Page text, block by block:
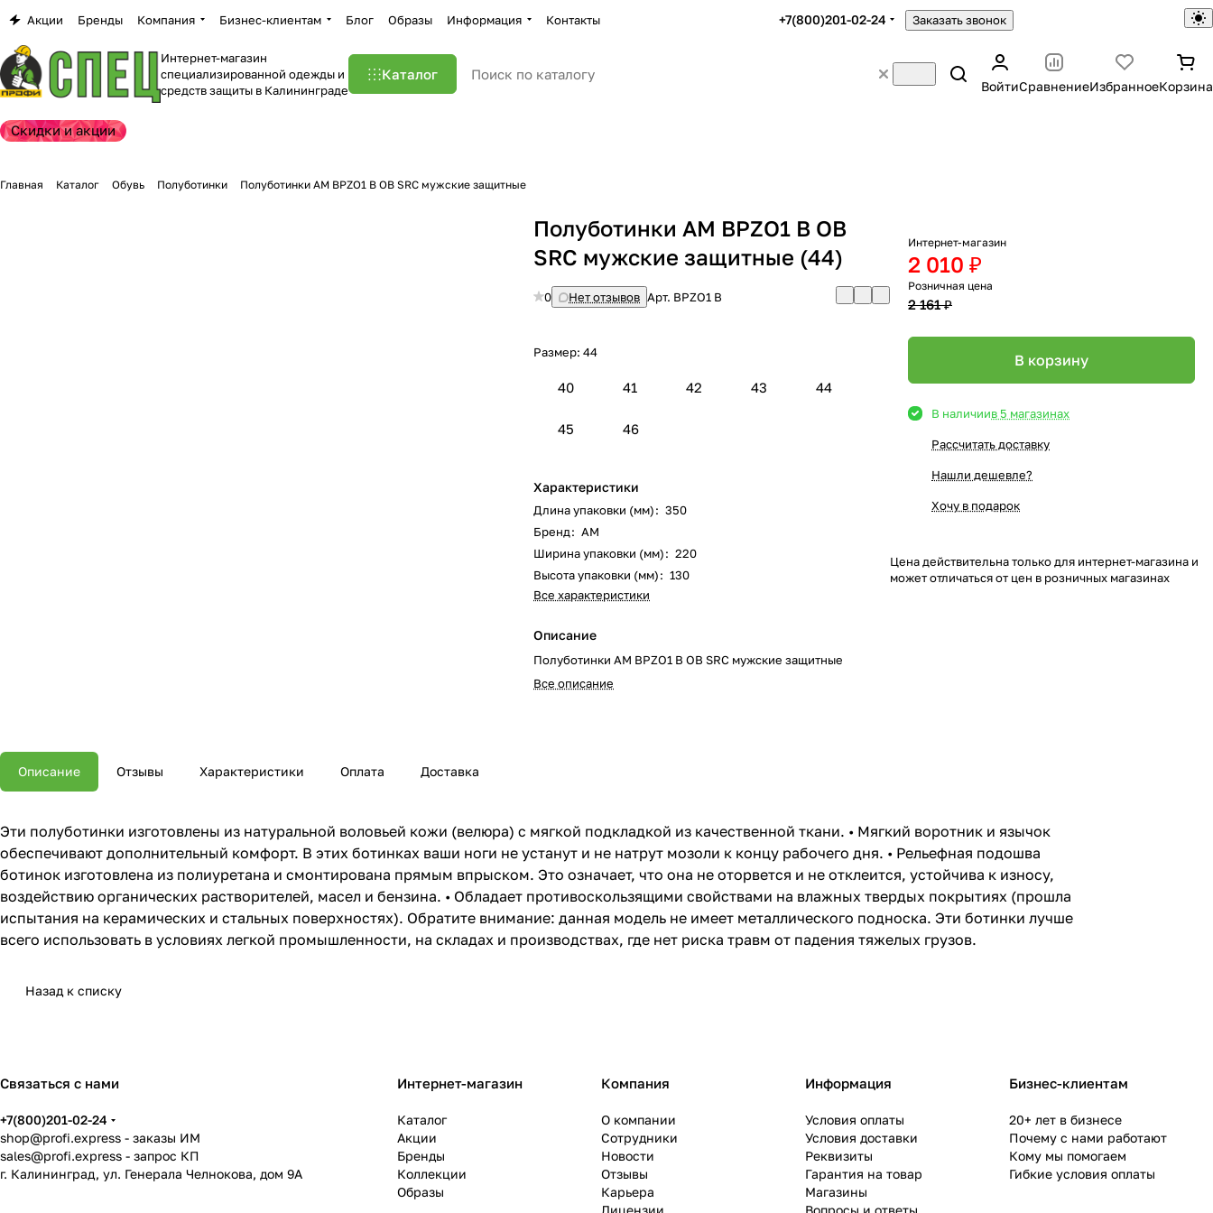
Акции Бренды Компания Бизнес-клиентам Блог Образы Информация Контакты +7(800)201-02-24 Заказать звонок
Интернет-магазин
специализированной одежды и
средств защиты в Калининграде
Каталог
ВойтиСравнениеИзбранноеКорзина
Скидки и акции
Главная Каталог Обувь Полуботинки Полуботинки AM BPZO1 B OB SRC мужские защитные
Полуботинки AM BPZO1 B OB
SRC мужские защитные (44)
0 Нет отзывов Арт. BPZO1 B
Размер:44
40 41 42 43 44
45 46
Характеристики
Длина упаковки (мм): 350
Бренд: AM
Ширина упаковки (мм): 220
Высота упаковки (мм): 130
Все характеристики
Описание
Полуботинки AM BPZO1 B OB SRC мужские защитные
Все описание
Интернет-магазин
2 010 ₽
Розничная цена
2 161 ₽
В корзину
В наличиив 5 магазинах
Рассчитать доставку
Нашли дешевле?
Хочу в подарок
Цена действительна только для интернет-магазина и
может отличаться от цен в розничных магазинах
Описание Отзывы Характеристики Оплата Доставка
Эти полуботинки изготовлены из натуральной воловьей кожи (велюра) с мягкой подкладкой из качественной ткани. • Мягкий воротник и язычок
обеспечивают дополнительный комфорт. В этих ботинках ваши ноги не устанут и не натрут мозоли к концу рабочего дня. • Рельефная подошва
ботинок изготовлена из полиуретана и смонтирована прямым впрыском. Это означает, что она не оторвется и не отклеится, устойчива к износу,
воздействию органических растворителей, масел и бензина. • Обладает противоскользящими свойствами на влажных твердых покрытиях (прошла
испытания на керамических и стальных поверхностях). Обратите внимание: данная модель не имеет металлического подноска. Эти ботинки лучше
всего использовать в условиях легкой промышленности, на складах и производствах, где нет риска травм от падения тяжелых грузов.
Назад к списку
Связаться с нами
+7(800)201-02-24
shop@profi.express - заказы ИМ
sales@profi.express - запрос КП
г. Калининград, ул. Генерала Челнокова, дом 9A
Интернет-магазин
Каталог
Акции
Бренды
Коллекции
Образы
Компания
О компании
Сотрудники
Новости
Отзывы
Карьера
Информация
Условия оплаты
Условия доставки
Реквизиты
Гарантия на товар
Магазины
Бизнес-клиентам
20+ лет в бизнесе
Почему с нами работают
Кому мы помогаем
Гибкие условия оплаты